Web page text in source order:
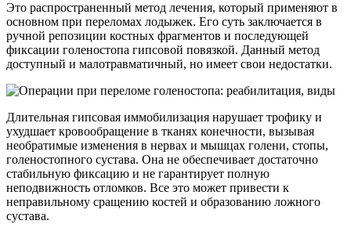
Это распространенный метод лечения, который применяют в
основном при переломах лодыжек. Его суть заключается в
ручной репозиции костных фрагментов и последующей
фиксации голеностопа гипсовой повязкой. Данный метод
доступный и малотравматичный, но имеет свои недостатки.
Длительная гипсовая иммобилизация нарушает трофику и
ухудшает кровообращение в тканях конечности, вызывая
необратимые изменения в нервах и мышцах голени, стопы,
голеностопного сустава. Она не обеспечивает достаточно
стабильную фиксацию и не гарантирует полную
неподвижность отломков. Все это может привести к
неправильному сращению костей и образованию ложного
сустава.